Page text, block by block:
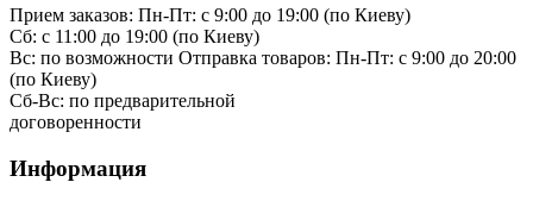
Прием заказов: Пн-Пт: с 9:00 до 19:00 (по Киеву)
Cб: с 11:00 до 19:00 (по Киеву)
Вс: по возможности Отправка товаров: Пн-Пт: с 9:00 до 20:00
(по Киеву)
Cб-Вс: по предварительной
договоренности
Информация